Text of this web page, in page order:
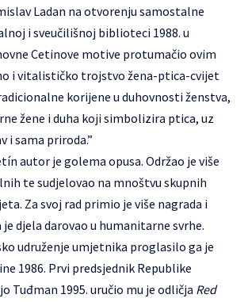
Ladan na otvorenju samostalne
i sveučilišnoj biblioteci 1988. u
Cetinove motive protumačio ovim
i vitalističko trojstvo žena-ptica-cvijet
korijene u duhovnosti ženstva,
žene i duha koji simbolizira ptica, uz
i sama priroda.”
autor je golema opusa. Održao je više
te sudjelovao na mnoštvu skupnih
Za svoj rad primio je više nagrada i
djela darovao u humanitarne svrhe.
udruženje umjetnika proglasilo ga je
1986. Prvi predsjednik Republike
Tuđman 1995. uručio mu je odličja Red